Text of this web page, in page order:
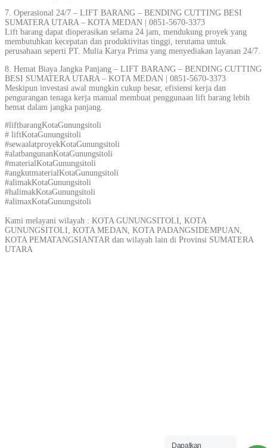
7. Operasional 24/7 – LIFT BARANG – BENDING CUTTING BESI
SUMATERA UTARA – KOTA MEDAN | 0851-5670-3373
Lift barang dapat dioperasikan selama 24 jam, mendukung proyek yang
membutuhkan kecepatan dan produktivitas tinggi, terutama untuk
perusahaan seperti PT. Mulia Karya Prima yang menyediakan layanan 24/7.
8. Hemat Biaya Jangka Panjang – LIFT BARANG – BENDING CUTTING
BESI SUMATERA UTARA – KOTA MEDAN | 0851-5670-3373
Meskipun investasi awal mungkin cukup besar, efisiensi kerja dan
pengurangan tenaga kerja manual membuat penggunaan lift barang lebih
hemat dalam jangka panjang.
#liftbarangKotaGunungsitoli
# liftKotaGunungsitoli
#sewaalatproyekKotaGunungsitoli
#alatbangunanKotaGunungsitoli
#materialKotaGunungsitoli
#angkutmaterialKotaGunungsitoli
#alimakKotaGunungsitoli
#halimakKotaGunungsitoli
#alimaxKotaGunungsitoli
Kami melayani wilayah : KOTA GUNUNGSITOLI, KOTA
GUNUNGSITOLI, KOTA MEDAN, KOTA PADANGSIDEMPUAN,
KOTA PEMATANGSIANTAR dan wilayah lain di Provinsi SUMATERA
UTARA
Dapatkan